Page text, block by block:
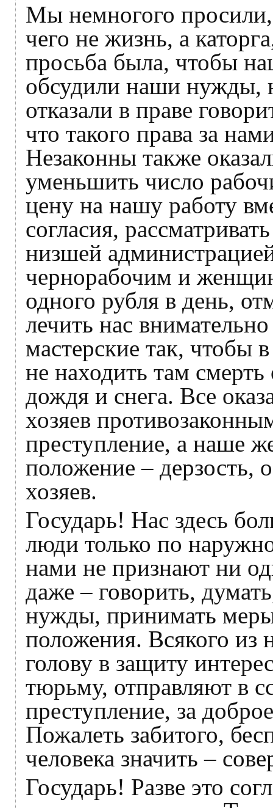
Мы немногого
чего не жизнь, а
просьба была, чтобы
обсудили наши нужды,
отказали в праве
что такого права за
Незаконны также
уменьшить число
цену на нашу работу
согласия,
низшей
чернорабочим и
одного рубля в день,
лечить нас
мастерские так, чтобы
не находить там
дождя и снега. Все
хозяев
преступление, а наше
положение – дерзость,
хозяев.
Государь! Нас здесь
люди только по
нами не признают ни
даже – говорить,
нужды, принимать
положения. Всякого из
голову в защиту
тюрьму, отправляют в
преступление, за
Пожалеть забитого,
человека значить –
Государь! Разве это